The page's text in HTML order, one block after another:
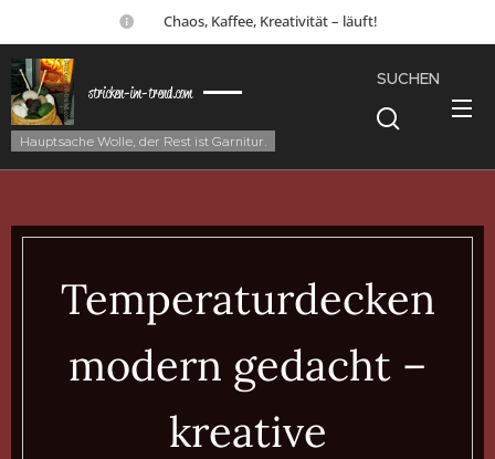
☕ Chaos, Kaffee, Kreativität – läuft!
stricken-im-trend.com
Hauptsache Wolle, der Rest ist Garnitur.
SUCHEN
Temperaturdecken
modern gedacht –
kreative